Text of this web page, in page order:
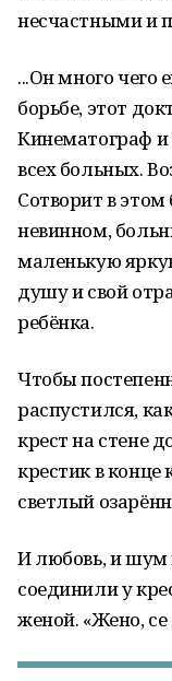
несчастными и
...Он много чего
борьбе, этот
Кинематограф
всех больных.
Сотворит в
невинном,
маленькую
душу и свой
ребёнка.
Чтобы
распустился,
крест на стене
крестик в конце
светлый
И любовь, и шум
соединили у
женой. «Жено,